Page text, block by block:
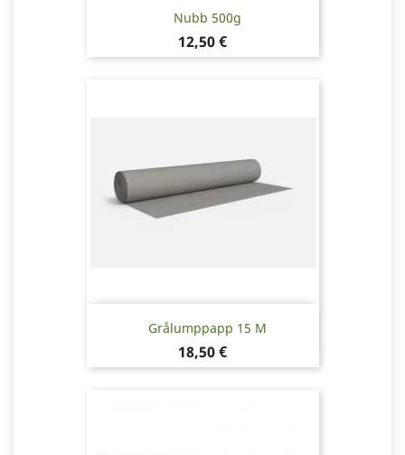
Nubb 500g
Pris
12,50 €
Grålumppapp 15 M
Pris
18,50 €